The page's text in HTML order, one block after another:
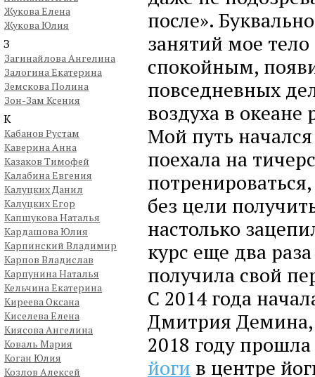
Жукова Елена
Жукова Юлия
З
Загинайлова Ангелина
Залогина Екатерина
Земскова Полина
Зон-Зам Ксения
К
Кабанов Рустам
Каверина Анна
Казаков Тимофей
Калабина Евгения
Калуцких Данил
Калуцких Егор
Капшукова Наталья
Кардашова Юлия
Карпинский Владимир
Карпов Владислав
Карпунина Наталья
Кельчина Екатерина
Киреева Оксана
Киселева Елена
Киясова Ангелина
Коваль Мария
Коган Юлия
Козлов Алексей
после».
занятий мое
спокойным,
повседневных
воздуха в океане
Мой путь
поехала на
без цели
настолько
курс еще два
получила свой
С 2014 года
Дмитрия Демина,
2018 году прошла
йоги в центре